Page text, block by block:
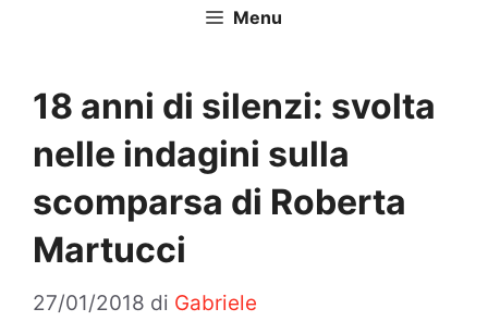
Menu
18 anni di silenzi: svolta
nelle indagini sulla
scomparsa di Roberta
Martucci
27/01/2018 di Gabriele